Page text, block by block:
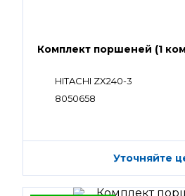
Комплект поршеней (1
HITACHI ZX240-3
8050658
Уточняйте